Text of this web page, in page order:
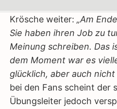
Krösche weiter: „Am
Sie haben ihren Job zu
Meinung schreiben. Das
dem Moment war es
glücklich, aber auch nicht
bei den Fans scheint der
Übungsleiter jedoch